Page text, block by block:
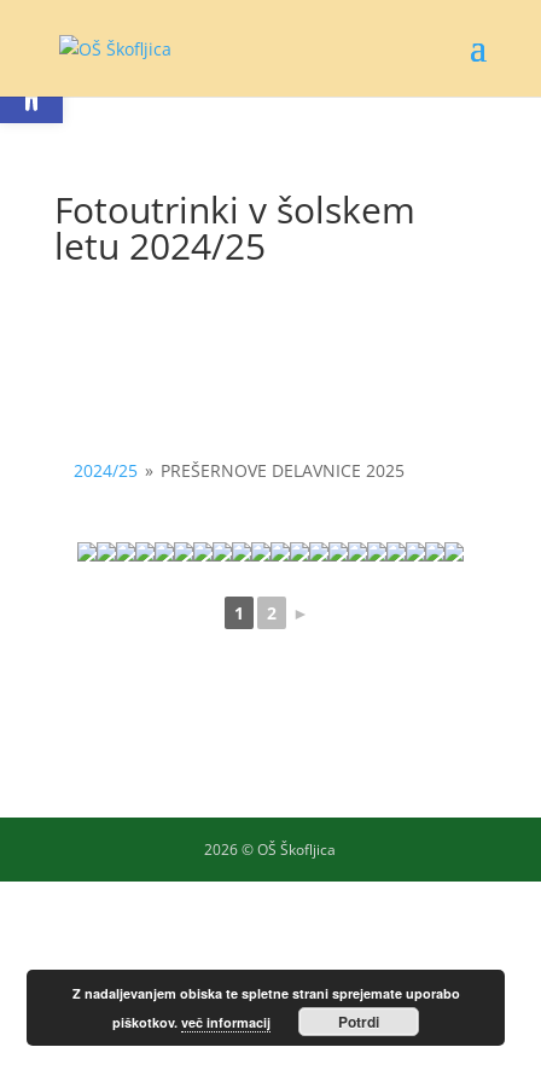
Fotoutrinki v šolskem
letu 2024/25
2024/25 » PREŠERNOVE DELAVNICE 2025
1 2 ►
2026 © OŠ Škofljica
Open toolbar
Z nadaljevanjem obiska te spletne strani sprejemate uporabo
piškotkov.več informacij Potrdi